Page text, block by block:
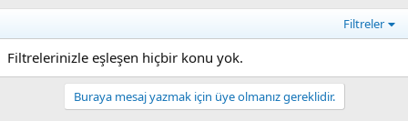
Filtreler
Filtrelerinizle eşleşen hiçbir konu yok.
Buraya mesaj yazmak için üye olmanız gereklidir.